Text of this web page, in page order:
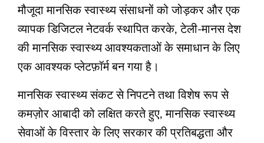
मौजूदा मानसिक स्वास्थ्य संसाधनों को जोड़कर और एक
व्यापक डिजिटल नेटवर्क स्थापित करके, टेली-मानस देश
की मानसिक स्वास्थ्य आवश्यकताओं के समाधान के लिए
एक आवश्यक प्लेटफ़ॉर्म बन गया है।
मानसिक स्वास्थ्य संकट से निपटने तथा विशेष रूप से
कमज़ोर आबादी को लक्षित करते हुए, मानसिक स्वास्थ्य
सेवाओं के विस्तार के लिए सरकार की प्रतिबद्धता और